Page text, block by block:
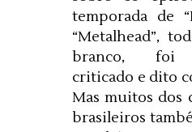
temporada de
“Metalhead”,
branco, foi
criticado e dito
Mas muitos dos
brasileiros